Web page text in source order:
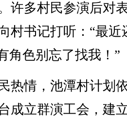
许多村民参演后对
村书记打听：“最近
角色别忘了找我！”
情，池潭村计划
成立群演工会，建